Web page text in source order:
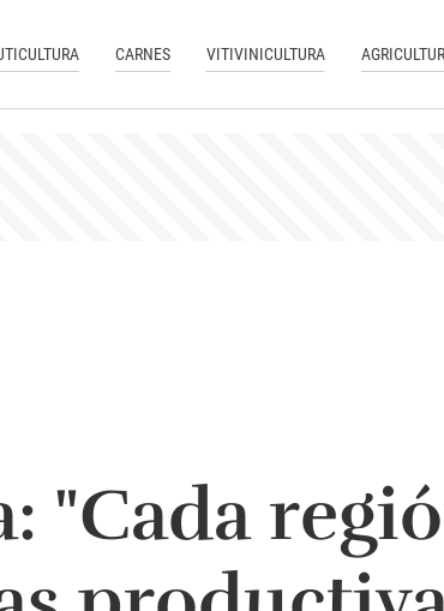
CARNES VITIVINICULTURA
"Cada